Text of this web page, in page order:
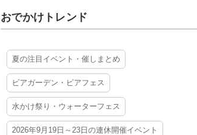
おでかけトレンド
夏の注目イベント・催しまとめ
ビアガーデン・ビアフェス
水かけ祭り・ウォーターフェス
2026年9月19日～23日の連休開催イベント